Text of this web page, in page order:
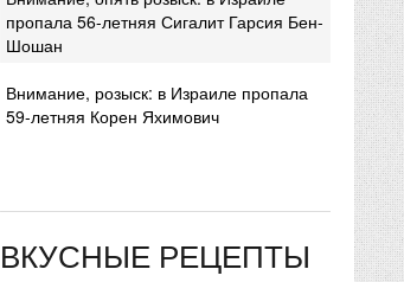
пропала 56-летняя Сигалит Гарсия Бен-
Шошан
Внимание, розыск: в Израиле пропала
59-летняя Корен Яхимович
ВКУСНЫЕ РЕЦЕПТЫ